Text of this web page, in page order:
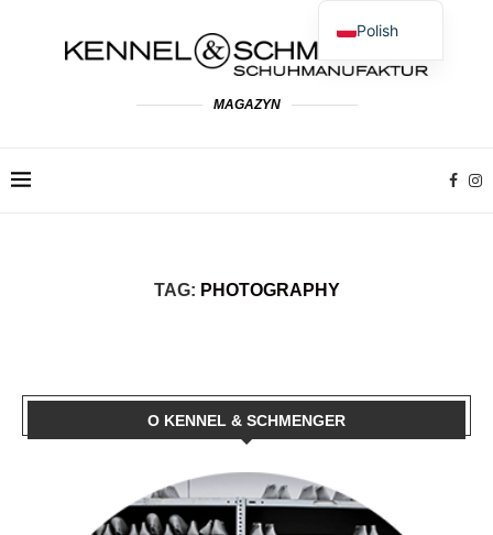
MAGAZYN
TAG: PHOTOGRAPHY
O KENNEL & SCHMENGER
Polish
German
English